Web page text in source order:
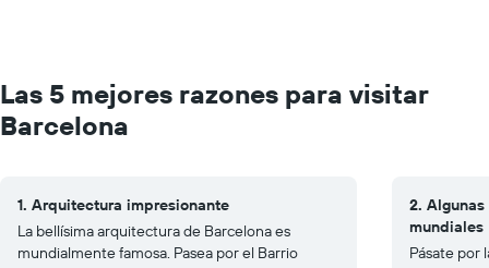
Las 5 mejores razones para visitar
Barcelona
1. Arquitectura impresionante
La bellísima arquitectura de Barcelona es
mundialmente famosa. Pasea por el Barrio
2.
mundiales
Pásate por